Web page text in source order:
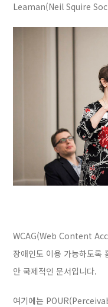
Leaman(Neil Squire
WCAG(Web Content
장애인도 이용 가능하도록
안 국제적인 문서입니다.
여기에는